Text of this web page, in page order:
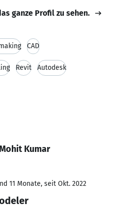
ganze Profil zu sehen.
CAD
Revit Autodesk
Kumar
11 Monate, seit Okt. 2022